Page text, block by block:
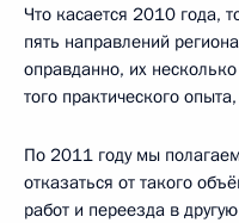
Что касается 2010 года,
пять направлений
оправданно, их
того практического
По 2011 году мы
отказаться от такого
работ и переезда в